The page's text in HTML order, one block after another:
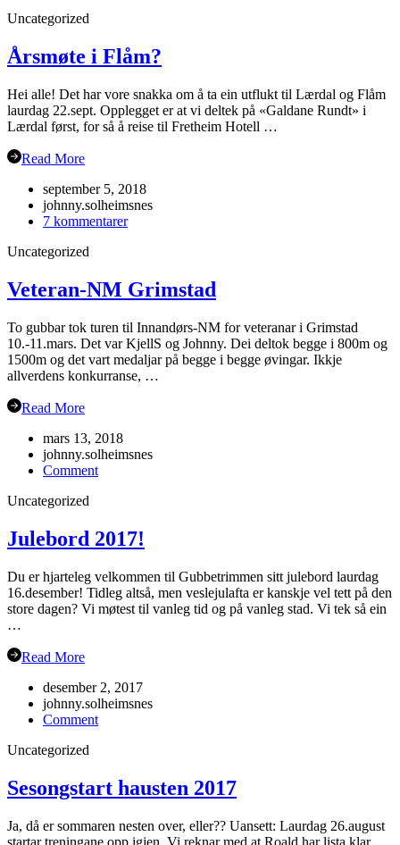
Uncategorized
Årsmøte i Flåm?
Hei alle! Det har vore snakka om å ta ein utflukt til Lærdal og Flåm
laurdag 22.sept. Opplegget er at vi deltek på «Galdane Rundt» i
Lærdal først, for så å reise til Fretheim Hotell …
Read More
september 5, 2018
johnny.solheimsnes
7 kommentarertil
Uncategorized
Veteran-NM Grimstad
To gubbar tok turen til Innandørs-NM for veteranar i Grimstad
10.-11.mars. Det var KjellS og Johnny. Dei deltok begge i 800m og
1500m og det vart medaljar på begge i begge øvingar. Ikkje
allverdens konkurranse, …
Read More
mars 13, 2018
johnny.solheimsnes
Commenton
Uncategorized
Julebord 2017!
Du er hjarteleg velkommen til Gubbetrimmen sitt julebord laurdag
16.desember! Tidleg altså, men veslejulafta er kanskje vel tett på den
store dagen? Vi møtest til vanleg tid og på vanleg stad. Vi tek så ein
…
Read More
desember 2, 2017
johnny.solheimsnes
Commenton
Uncategorized
Sesongstart hausten 2017
Ja, då er sommaren nesten over, eller?? Uansett: Laurdag 26.august
startar treningane opp igjen. Vi reknar med at Roald har lista klar,